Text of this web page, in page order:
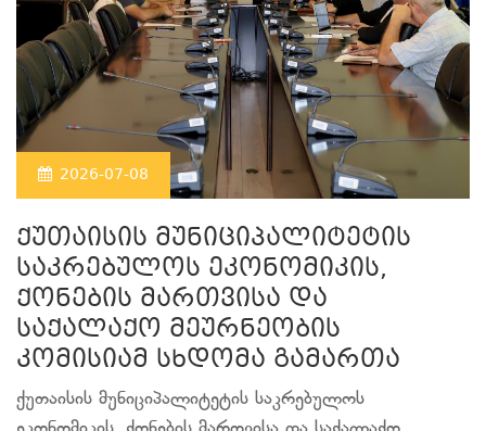
2026-07-08
ქუთაისის მუნიციპალიტეტის
საკრებულოს ეკონომიკის,
ქონების მართვისა და
საქალაქო მეურნეობის
კომისიამ სხდომა გამართა
ქუთაისის მუნიციპალიტეტის საკრებულოს